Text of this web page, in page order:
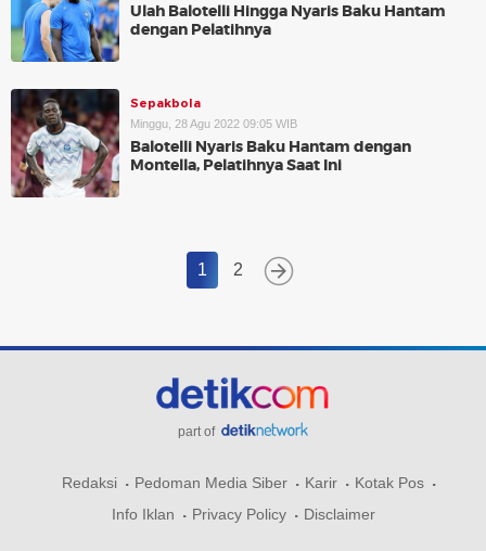
Ulah Balotelli Hingga Nyaris Baku Hantam
dengan Pelatihnya
Sepakbola
Minggu, 28 Agu 2022 09:05 WIB
Balotelli Nyaris Baku Hantam dengan
Montella, Pelatihnya Saat Ini
1 2
part of
Redaksi Pedoman Media Siber Karir
Kotak Pos
Info Iklan
Privacy Policy Disclaimer